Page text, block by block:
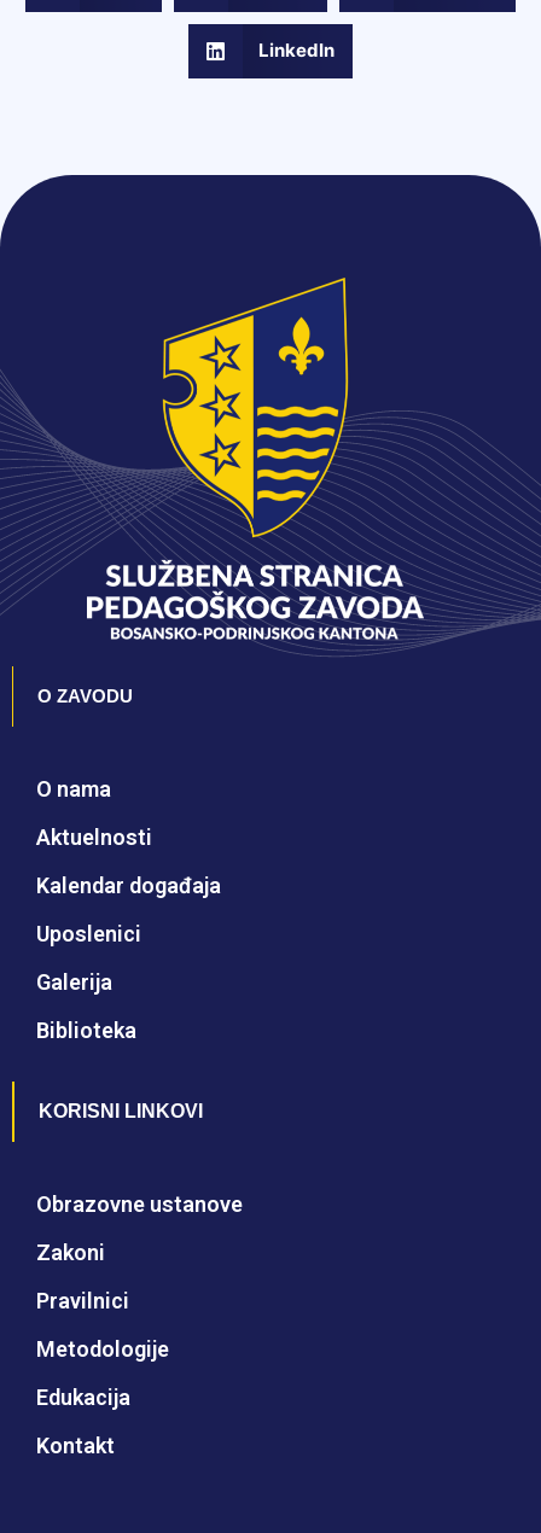
LinkedIn
O ZAVODU
O nama
Aktuelnosti
Kalendar događaja
Uposlenici
Galerija
Biblioteka
KORISNI LINKOVI
Obrazovne ustanove
Zakoni
Pravilnici
Metodologije
Edukacija
Kontakt